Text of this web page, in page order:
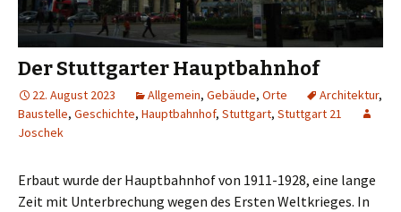
Der Stuttgarter Hauptbahnhof
22. August 2023 Allgemein, Gebäude, Orte Architektur,
Baustelle, Geschichte, Hauptbahnhof, Stuttgart, Stuttgart 21
Joschek
Erbaut wurde der Hauptbahnhof von 1911-1928, eine lange
Zeit mit Unterbrechung wegen des Ersten Weltkrieges. In